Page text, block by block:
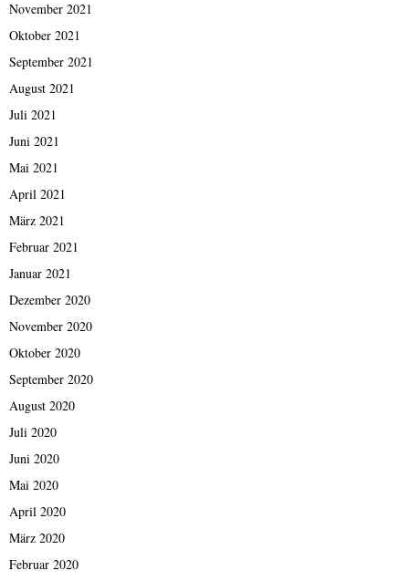
November 2021
Oktober 2021
September 2021
August 2021
Juli 2021
Juni 2021
Mai 2021
April 2021
März 2021
Februar 2021
Januar 2021
Dezember 2020
November 2020
Oktober 2020
September 2020
August 2020
Juli 2020
Juni 2020
Mai 2020
April 2020
März 2020
Februar 2020